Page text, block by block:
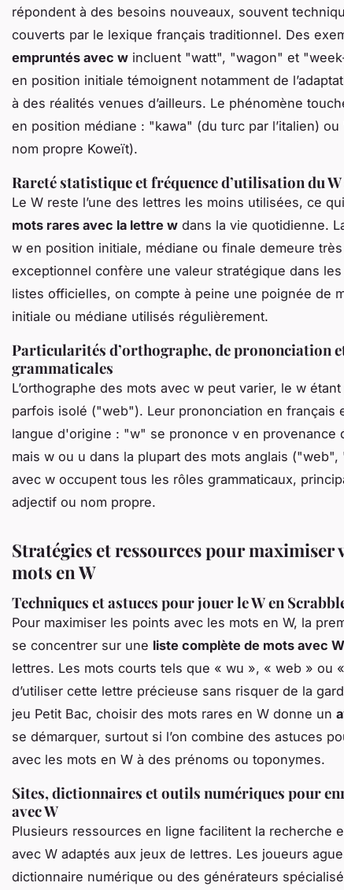
répondent à des besoins nouveaux, souvent
couverts par le lexique français traditionnel. Des
empruntés avec w incluent "watt", "wagon" et
en position initiale témoignent notamment de
à des réalités venues d’ailleurs. Le phénomène
en position médiane : "kawa" (du turc par l’italien)
nom propre Koweït).
Rareté statistique et fréquence d’utilisation du
Le W reste l’une des lettres les moins utilisées, ce
mots rares avec la lettre w dans la vie quotidienne.
w en position initiale, médiane ou finale demeure
exceptionnel confère une valeur stratégique dans
listes officielles, on compte à peine une poignée de
initiale ou médiane utilisés régulièrement.
Particularités d’orthographe, de prononciation
grammaticales
L’orthographe des mots avec w peut varier, le w
parfois isolé ("web"). Leur prononciation en français
langue d'origine : "w" se prononce v en provenance
mais w ou u dans la plupart des mots anglais
avec w occupent tous les rôles grammaticaux,
adjectif ou nom propre.
Stratégies et ressources pour maximiser
mots en W
Techniques et astuces pour jouer le W en
Pour maximiser les points avec les mots en W, la
se concentrer sur une liste complète de mots avec W
lettres. Les mots courts tels que « wu », « web » ou
d’utiliser cette lettre précieuse sans risquer de la
jeu Petit Bac, choisir des mots rares en W donne un
se démarquer, surtout si l’on combine des astuces
avec les mots en W à des prénoms ou toponymes.
Sites, dictionnaires et outils numériques pour
avec W
Plusieurs ressources en ligne facilitent la recherche
avec W adaptés aux jeux de lettres. Les joueurs
dictionnaire numérique ou des générateurs